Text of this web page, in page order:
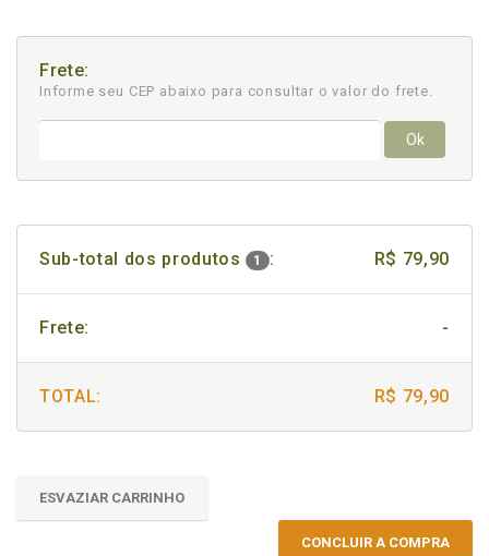
Frete:
Informe seu CEP abaixo para consultar o valor do frete.
Ok
Sub-total dos produtos 1 : R$ 79,90
Frete: -
TOTAL: R$ 79,90
ESVAZIAR CARRINHO
CONCLUIR A COMPRA